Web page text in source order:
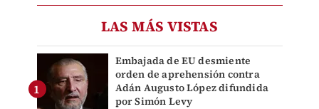
LAS MÁS VISTAS
Embajada de EU desmiente
orden de aprehensión contra
Adán Augusto López difundida
por Simón Levy